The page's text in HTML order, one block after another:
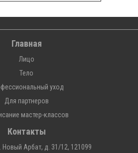
Главная
Лицо
Тело
уход
Для партнеров
мастер-классов
Контакты
Новый Арбат, д. 31/12, 121099